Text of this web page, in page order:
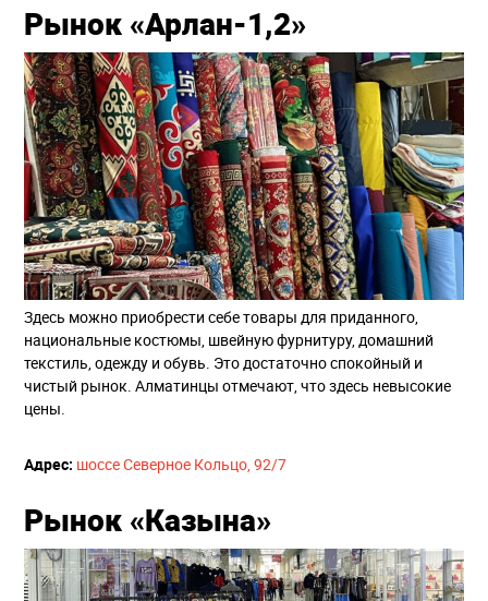
Рынок «Арлан-1,2»
Здесь можно приобрести себе товары для приданного,
национальные костюмы, швейную фурнитуру, домашний
текстиль, одежду и обувь. Это достаточно спокойный и
чистый рынок. Алматинцы отмечают, что здесь невысокие
цены.
Адрес: шоссе Северное Кольцо, 92/7
Рынок «Казына»